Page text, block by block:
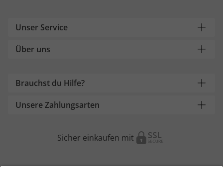
Unser Service
Über uns
Brauchst du Hilfe?
Unsere Zahlungsarten
Sicher einkaufen mit